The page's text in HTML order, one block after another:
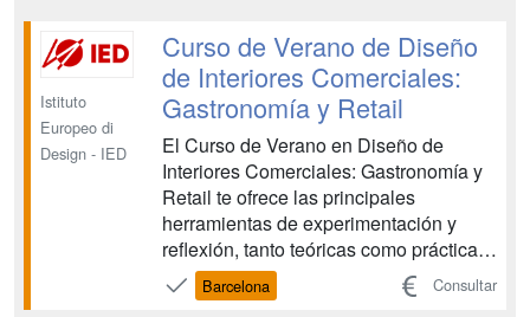
para ambas partes. Para ello te
preparamos para ...
Istituto
Europeo di
Design - IED
Curso de Verano de Diseño
de Interiores Comerciales:
Gastronomía y Retail
El Curso de Verano en Diseño de
Interiores Comerciales: Gastronomía y
Retail te ofrece las principales
herramientas de experimentación y
reflexión, tanto teóricas como prácticas,
que se generan en los interiores de la
arquitectura comercial. Durante las tres
Barcelona Consultar